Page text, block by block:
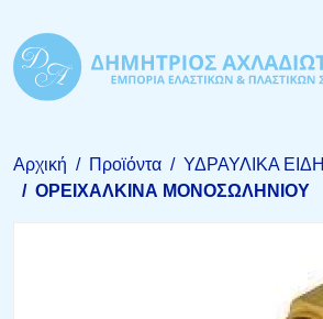
Αρχική Προϊόντα
ΥΔΡΑΥΛΙΚΑ ΕΙΔΗ
ΟΡΕΙΧΑΛΚΙΝΑ ΜΟΝΟΣΩΛΗΝΙΟΥ